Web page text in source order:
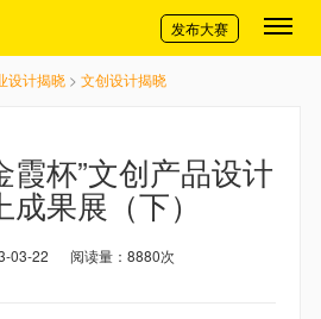
切换导航
发布大赛
设计揭晓 > 文创设计揭晓
霞杯”文创产品设计
成果展（下）
03-22 阅读量：8880次